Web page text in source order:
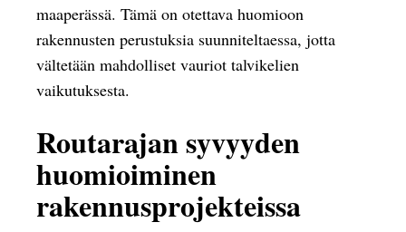
maaperässä. Tämä on otettava huomioon
rakennusten perustuksia suunniteltaessa, jotta
vältetään mahdolliset vauriot talvikelien
vaikutuksesta.
Routarajan syvyyden
huomioiminen
rakennusprojekteissa